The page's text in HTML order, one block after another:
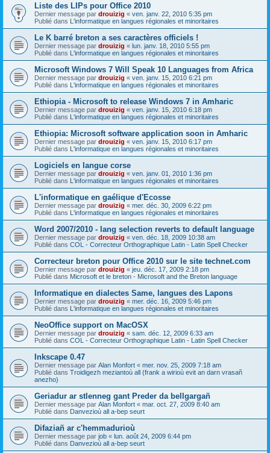
Liste des LIPs pour Office 2010
Dernier message par drouizig « ven. janv. 22, 2010 5:35 pm
Publié dans L'informatique en langues régionales et minoritaires
Le K barré breton a ses caractères officiels !
Dernier message par drouizig « lun. janv. 18, 2010 5:55 pm
Publié dans L'informatique en langues régionales et minoritaires
Microsoft Windows 7 Will Speak 10 Languages from Africa
Dernier message par drouizig « ven. janv. 15, 2010 6:21 pm
Publié dans L'informatique en langues régionales et minoritaires
Ethiopia - Microsoft to release Windows 7 in Amharic
Dernier message par drouizig « ven. janv. 15, 2010 6:18 pm
Publié dans L'informatique en langues régionales et minoritaires
Ethiopia: Microsoft software application soon in Amharic
Dernier message par drouizig « ven. janv. 15, 2010 6:17 pm
Publié dans L'informatique en langues régionales et minoritaires
Logiciels en langue corse
Dernier message par drouizig « ven. janv. 01, 2010 1:36 pm
Publié dans L'informatique en langues régionales et minoritaires
L'informatique en gaélique d'Ecosse
Dernier message par drouizig « mer. déc. 30, 2009 6:22 pm
Publié dans L'informatique en langues régionales et minoritaires
Word 2007/2010 - lang selection reverts to default language
Dernier message par drouizig « ven. déc. 18, 2009 10:38 am
Publié dans COL - Correcteur Orthographique Latin - Latin Spell Checker
Correcteur breton pour Office 2010 sur le site technet.com
Dernier message par drouizig « jeu. déc. 17, 2009 2:18 pm
Publié dans Microsoft et le breton - Microsoft and the Breton language
Informatique en dialectes Same, langues des Lapons
Dernier message par drouizig « mer. déc. 16, 2009 5:46 pm
Publié dans L'informatique en langues régionales et minoritaires
NeoOffice support on MacOSX
Dernier message par drouizig « sam. déc. 12, 2009 6:33 am
Publié dans COL - Correcteur Orthographique Latin - Latin Spell Checker
Inkscape 0.47
Dernier message par Alan Monfort « mer. nov. 25, 2009 7:18 am
Publié dans Troidigezh meziantoù all (frank a wirioù evit an darn vrasañ
anezho)
Geriadur ar stlenneg gant Preder da bellgargañ
Dernier message par Alan Monfort « mar. oct. 27, 2009 8:40 am
Publié dans Danvezioù all a-bep seurt
Difaziañ ar c'hemmadurioù
Dernier message par job « lun. août 24, 2009 6:44 pm
Publié dans Danvezioù all a-bep seurt